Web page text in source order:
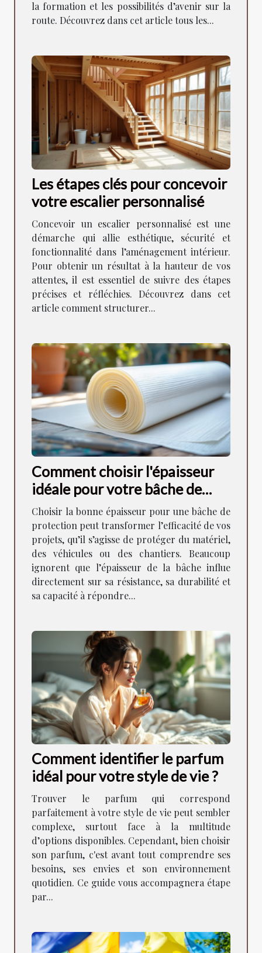
la formation et les possibilités d’avenir sur la
route. Découvrez dans cet article tous les...
Les étapes clés pour concevoir
votre escalier personnalisé
Concevoir un escalier personnalisé est une
démarche qui allie esthétique, sécurité et
fonctionnalité dans l’aménagement intérieur.
Pour obtenir un résultat à la hauteur de vos
attentes, il est essentiel de suivre des étapes
précises et réfléchies. Découvrez dans cet
article comment structurer...
Comment choisir l'épaisseur
idéale pour votre bâche de
protection ?
Choisir la bonne épaisseur pour une bâche de
protection peut transformer l’efficacité de vos
projets, qu’il s’agisse de protéger du matériel,
des véhicules ou des chantiers. Beaucoup
ignorent que l’épaisseur de la bâche influe
directement sur sa résistance, sa durabilité et
sa capacité à répondre...
Comment identifier le parfum
idéal pour votre style de vie ?
Trouver le parfum qui correspond
parfaitement à votre style de vie peut sembler
complexe, surtout face à la multitude
d’options disponibles. Cependant, bien choisir
son parfum, c'est avant tout comprendre ses
besoins, ses envies et son environnement
quotidien. Ce guide vous accompagnera étape
par...